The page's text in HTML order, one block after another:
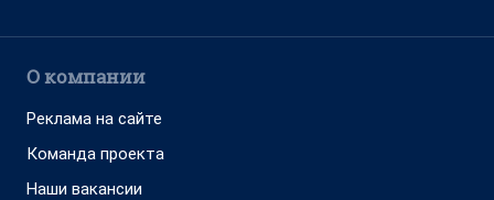
О компании
Реклама на сайте
Команда проекта
Наши вакансии